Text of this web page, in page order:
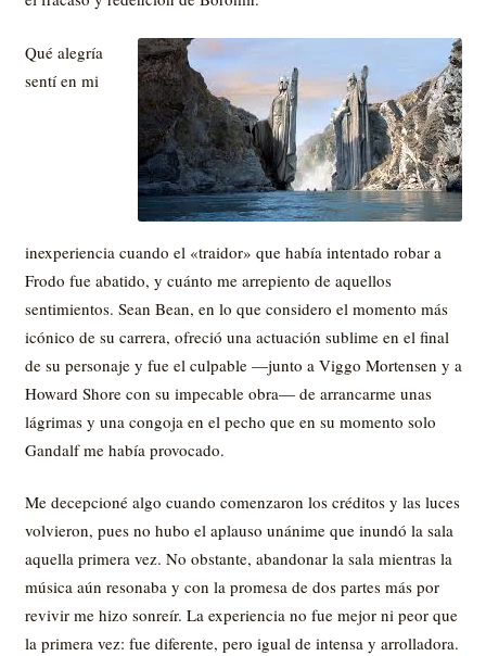
Qué alegría
sentí en mi
inexperiencia cuando el «traidor» que había intentado robar a
Frodo fue abatido, y cuánto me arrepiento de aquellos
sentimientos. Sean Bean, en lo que considero el momento más
icónico de su carrera, ofreció una actuación sublime en el final
de su personaje y fue el culpable —junto a Viggo Mortensen y a
Howard Shore con su impecable obra— de arrancarme unas
lágrimas y una congoja en el pecho que en su momento solo
Gandalf me había provocado.
Me decepcioné algo cuando comenzaron los créditos y las luces
volvieron, pues no hubo el aplauso unánime que inundó la sala
aquella primera vez. No obstante, abandonar la sala mientras la
música aún resonaba y con la promesa de dos partes más por
revivir me hizo sonreír. La experiencia no fue mejor ni peor que
la primera vez: fue diferente, pero igual de intensa y arrolladora.